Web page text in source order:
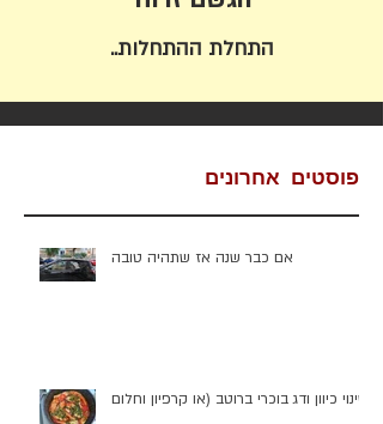
התחלת ההתחלות..
פוסטים אחרונים
אם כבר שנה אז שתהיה טובה